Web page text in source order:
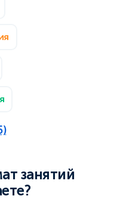
занятий